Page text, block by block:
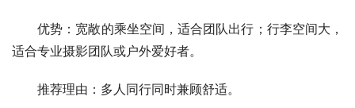
优势：宽敞的乘坐空间，适合团队出行；行李空间大，
适合专业摄影团队或户外爱好者。
推荐理由：多人同行同时兼顾舒适。